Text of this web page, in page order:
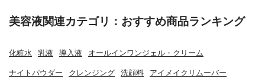
美容液関連カテゴリ：おすすめ商品ランキング
化粧水 乳液 導入液 オールインワンジェル・クリーム
ナイトパウダー クレンジング 洗顔料 アイメイクリムーバー